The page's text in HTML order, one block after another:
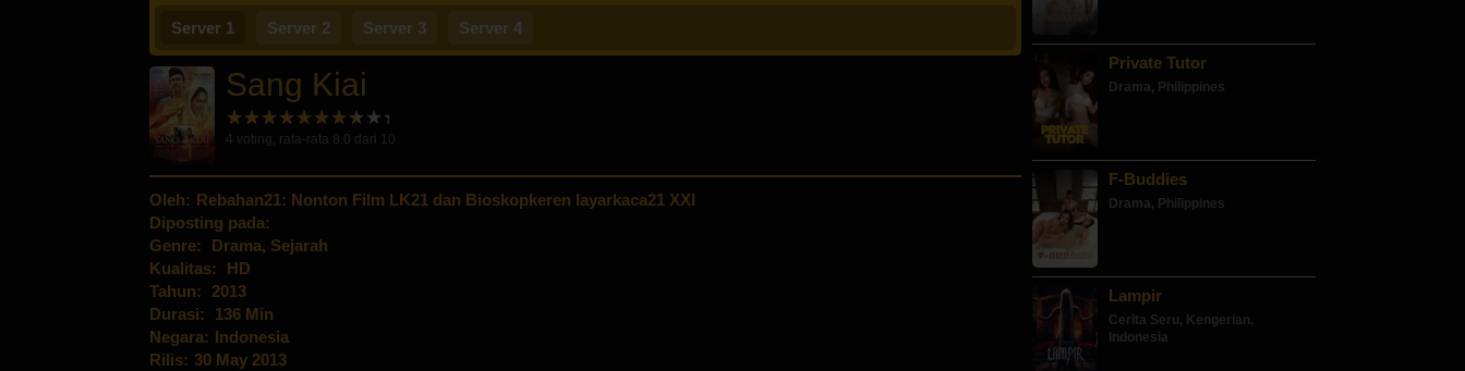
Server 1 Server 2 Server 3 Server 4
Sang Kiai
4 voting, rata-rata 8.0 dari 10
Oleh: Rebahan21: Nonton Film LK21 dan Bioskopkeren layarkaca21 XXI
Diposting pada:
Genre:
Drama, Sejarah
Kualitas:
HD
Tahun:
2013
Durasi:
136 Min
Negara: Indonesia
Rilis: 30 May 2013
Private Tutor
Drama, Philippines
F-Buddies
Drama, Philippines
Lampir
Cerita Seru, Kengerian,
Indonesia